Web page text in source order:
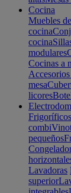
Cocina
Muebles
cocina
cocina
modulares
Cocinas a
mesa
licores
Frigoríficos
combi
pequeños
Lavadoras
superior